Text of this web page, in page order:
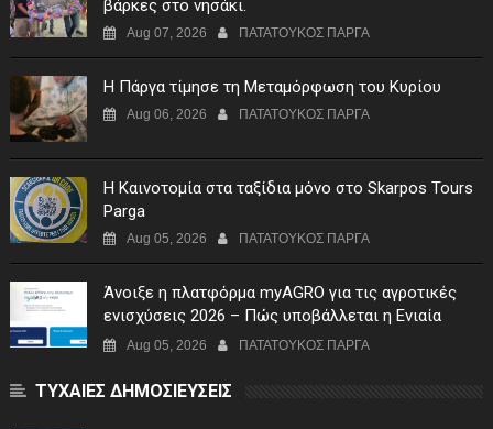
βάρκες στο νησάκι.
Aug 07, 2026 ΠΑΤΑΤΟΥΚΟΣ ΠΑΡΓΑ
Η Πάργα τίμησε τη Μεταμόρφωση του Κυρίου
Aug 06, 2026 ΠΑΤΑΤΟΥΚΟΣ ΠΑΡΓΑ
Η Καινοτομία στα ταξίδια μόνο στο Skarpos Tours
Parga
Aug 05, 2026 ΠΑΤΑΤΟΥΚΟΣ ΠΑΡΓΑ
Άνοιξε η πλατφόρμα myAGRO για τις αγροτικές
ενισχύσεις 2026 – Πώς υποβάλλεται η Ενιαία
Αίτηση Ενίσχυσης
Aug 05, 2026 ΠΑΤΑΤΟΥΚΟΣ ΠΑΡΓΑ
ΤΥΧΑΙΕΣ ΔΗΜΟΣΙΕΥΣΕΙΣ